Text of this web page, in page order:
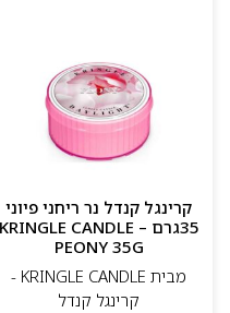
קרינגל קנדל נר ריחני פיוני
35גרם – KRINGLE CANDLE
PEONY 35G
מבית KRINGLE CANDLE -
קרינגל קנדל